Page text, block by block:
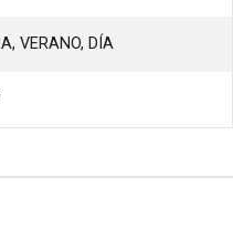
VERANO, DÍA